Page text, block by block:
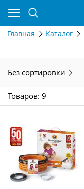
Главная Каталог
Без сортировки
Товаров: 9